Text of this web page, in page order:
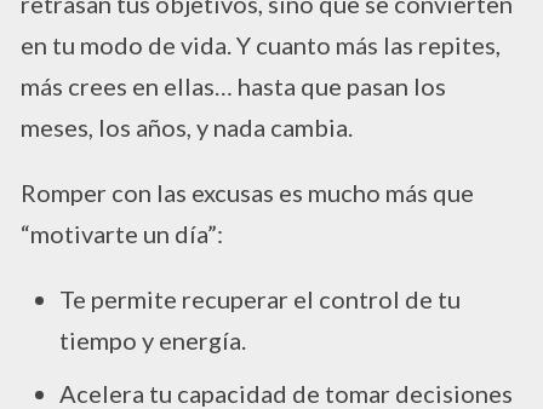
en tu modo de vida. Y cuanto más las repites,
más crees en ellas… hasta que pasan los
meses, los años, y nada cambia.
Romper con las excusas es mucho más que
“motivarte un día”:
Te permite recuperar el control de tu
tiempo y energía.
Acelera tu capacidad de tomar decisiones